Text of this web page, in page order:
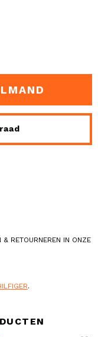
& RETOURNEREN IN ONZE
.